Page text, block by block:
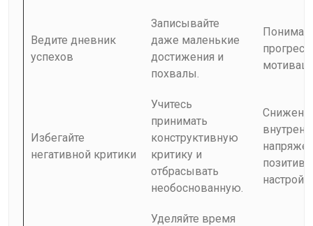
Ведите дневник
успехов
Записывайте
даже маленькие
достижения и
похвалы.
Избегайте
негативной критики
Учитесь
принимать
конструктивную
критику и
отбрасывать
необоснованную.
настрой
Уделяйте время